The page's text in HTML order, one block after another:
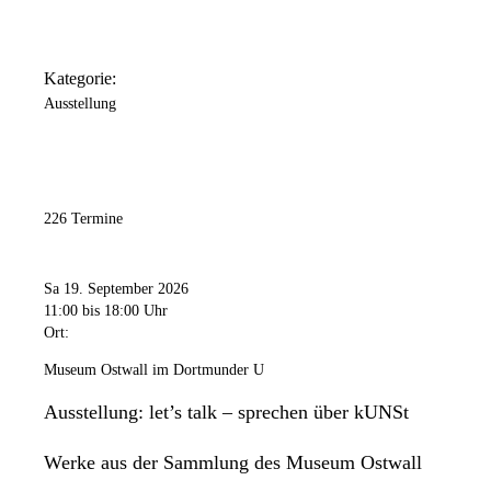
Kategorie:
Ausstellung
226 Termine
Sa 19. September 2026
11:00 bis 18:00 Uhr
Ort:
Museum Ostwall im Dortmunder U
Ausstellung: let’s talk – sprechen über kUNSt
Werke aus der Sammlung des Museum Ostwall